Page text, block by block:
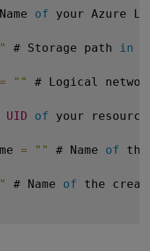
of your Azure
# Storage path in
= "" # Logical
UID of your
= "" # Name of
# Name of the